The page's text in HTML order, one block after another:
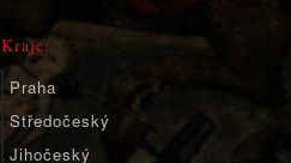
Kraje:
Praha
Středočeský
Jihočeský